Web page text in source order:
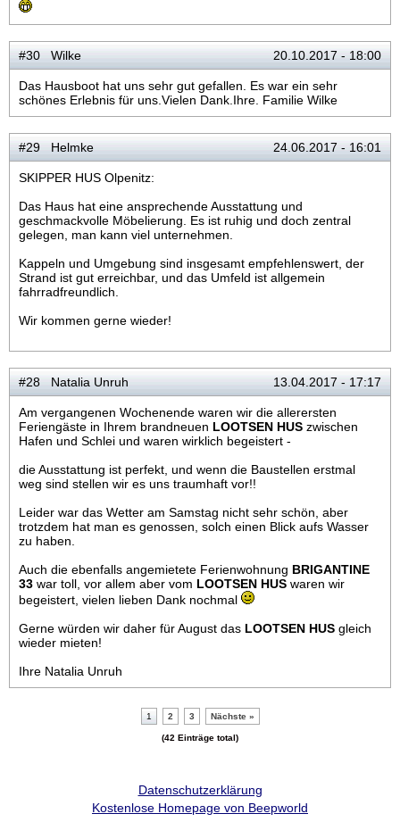
#30 Wilke 20.10.2017 - 18:00
Das Hausboot hat uns sehr gut gefallen. Es war ein sehr
schönes Erlebnis für uns.Vielen Dank.Ihre. Familie Wilke
#29 Helmke 24.06.2017 - 16:01
SKIPPER HUS Olpenitz:
Das Haus hat eine ansprechende Ausstattung und
geschmackvolle Möbelierung. Es ist ruhig und doch zentral
gelegen, man kann viel unternehmen.
Kappeln und Umgebung sind insgesamt empfehlenswert, der
Strand ist gut erreichbar, und das Umfeld ist allgemein
fahrradfreundlich.
Wir kommen gerne wieder!
#28 Natalia Unruh 13.04.2017 - 17:17
Am vergangenen Wochenende waren wir die allerersten
Feriengäste in Ihrem brandneuen LOOTSEN HUS zwischen
Hafen und Schlei und waren wirklich begeistert -
die Ausstattung ist perfekt, und wenn die Baustellen erstmal
weg sind stellen wir es uns traumhaft vor!!
Leider war das Wetter am Samstag nicht sehr schön, aber
trotzdem hat man es genossen, solch einen Blick aufs Wasser
zu haben.
Auch die ebenfalls angemietete Ferienwohnung BRIGANTINE
33 war toll, vor allem aber vom LOOTSEN HUS waren wir
begeistert, vielen lieben Dank nochmal
Gerne würden wir daher für August das LOOTSEN HUS gleich
wieder mieten!
Ihre Natalia Unruh
1 2 3 Nächste »
(42 Einträge total)
Datenschutzerklärung
Kostenlose Homepage von Beepworld